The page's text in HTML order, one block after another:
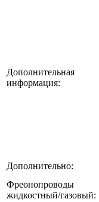
Дополнительная
информация:
Дополнительно:
Фреонопроводы
жидкостный/газовый: